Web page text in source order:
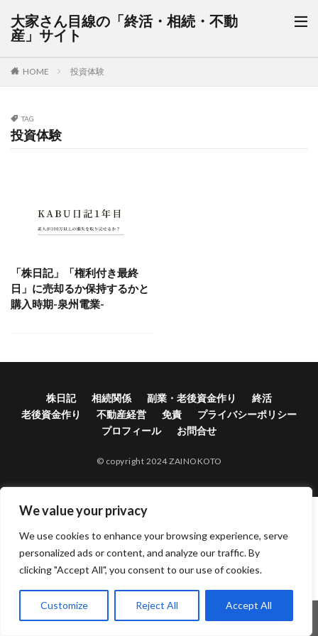
We value your privacy
We use cookies to enhance your browsing experience, serve
personalized ads or content, and analyze our traffic. By
clicking "Accept All", you consent to our use of cookies.
Customize Reject All Accept All
大家さん目線の「終活・相続・不動
産」サイト
HOME 投資体験
TAG
投資体験
「株日記」「権利付き最終
日」に売却るか保持するかと
購入時期-泉州電業-
株日記 相続関係 副業・老後資金作り
終活
老後資金作り
不動産経営 免責
プライバシーポリシー
プロフィール
お問合せ
© copyright 2024 ZAINOKOTO